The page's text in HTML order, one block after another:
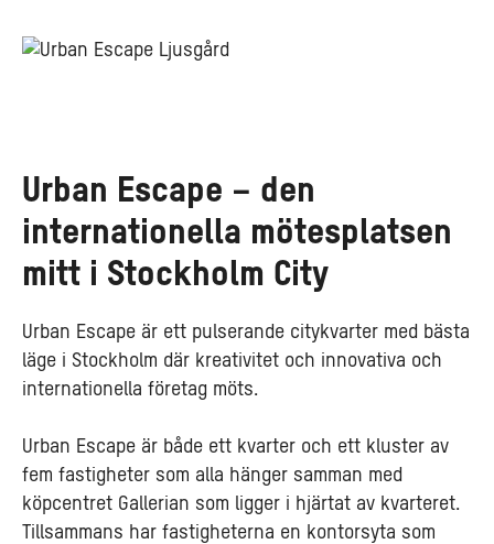
Urban Escape – den
internationella mötesplatsen
mitt i Stockholm City
Urban Escape är ett pulserande citykvarter med bästa
läge i Stockholm där kreativitet och innovativa och
internationella företag möts.
Urban Escape är både ett kvarter och ett kluster av
fem fastigheter som alla hänger samman med
köpcentret Gallerian som ligger i hjärtat av kvarteret.
Tillsammans har fastigheterna en kontorsyta som